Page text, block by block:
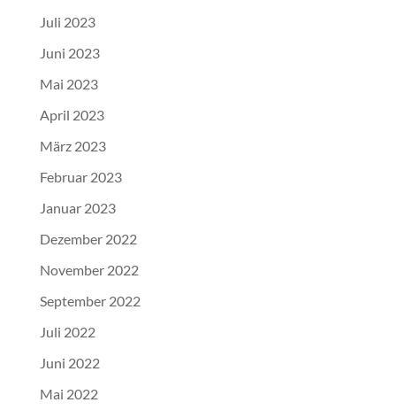
Juli 2023
Juni 2023
Mai 2023
April 2023
März 2023
Februar 2023
Januar 2023
Dezember 2022
November 2022
September 2022
Juli 2022
Juni 2022
Mai 2022